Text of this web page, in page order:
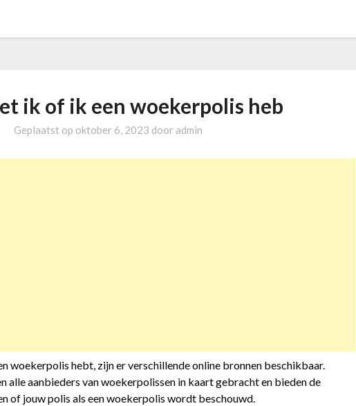
ik of ik een woekerpolis heb
Geplaatst op oktober 6, 2023 door admin
woekerpolis hebt, zijn er verschillende online bronnen beschikbaar.
alle aanbieders van woekerpolissen in kaart gebracht en bieden de
of jouw polis als een woekerpolis wordt beschouwd.